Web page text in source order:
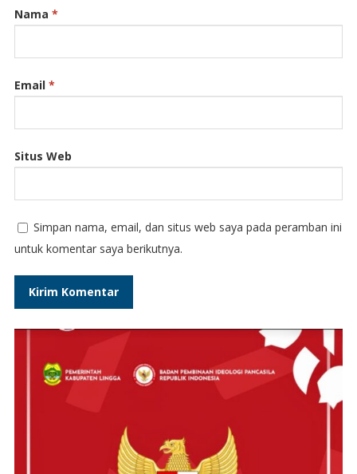
Nama *
Email *
Situs Web
Simpan nama, email, dan situs web saya pada peramban ini
untuk komentar saya berikutnya.